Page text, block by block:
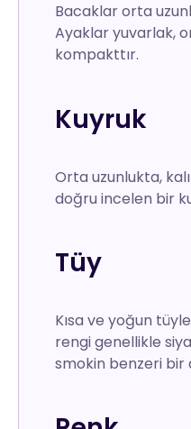
Bacaklar orta
Ayaklar yuvarlak,
kompakttır.
Kuyruk
Orta uzunlukta,
doğru incelen bir
Tüy
Kısa ve yoğun
rengi genellikle
smokin benzeri bir